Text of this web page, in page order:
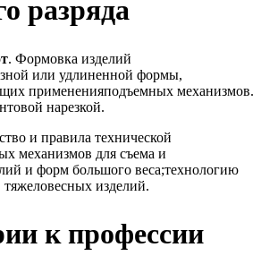
разряда
. Формовка изделий
или удлиненной формы,
примененияподъемных механизмов.
нарезкой.
и правила технической
механизмов для съема и
и форм большого веса;технологию
изделий.
к профессии